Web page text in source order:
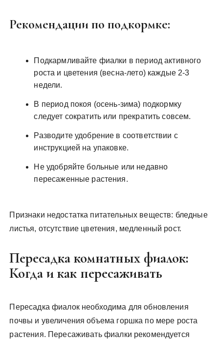
Рекомендации по подкормке:
Подкармливайте фиалки в период активного
роста и цветения (весна-лето) каждые 2-3
недели.
В период покоя (осень-зима) подкормку
следует сократить или прекратить совсем.
Разводите удобрение в соответствии с
инструкцией на упаковке.
Не удобряйте больные или недавно
пересаженные растения.
Признаки недостатка питательных веществ: бледные
листья, отсутствие цветения, медленный рост.
Пересадка комнатных фиалок:
Когда и как пересаживать
Пересадка фиалок необходима для обновления
почвы и увеличения объема горшка по мере роста
растения. Пересаживать фиалки рекомендуется